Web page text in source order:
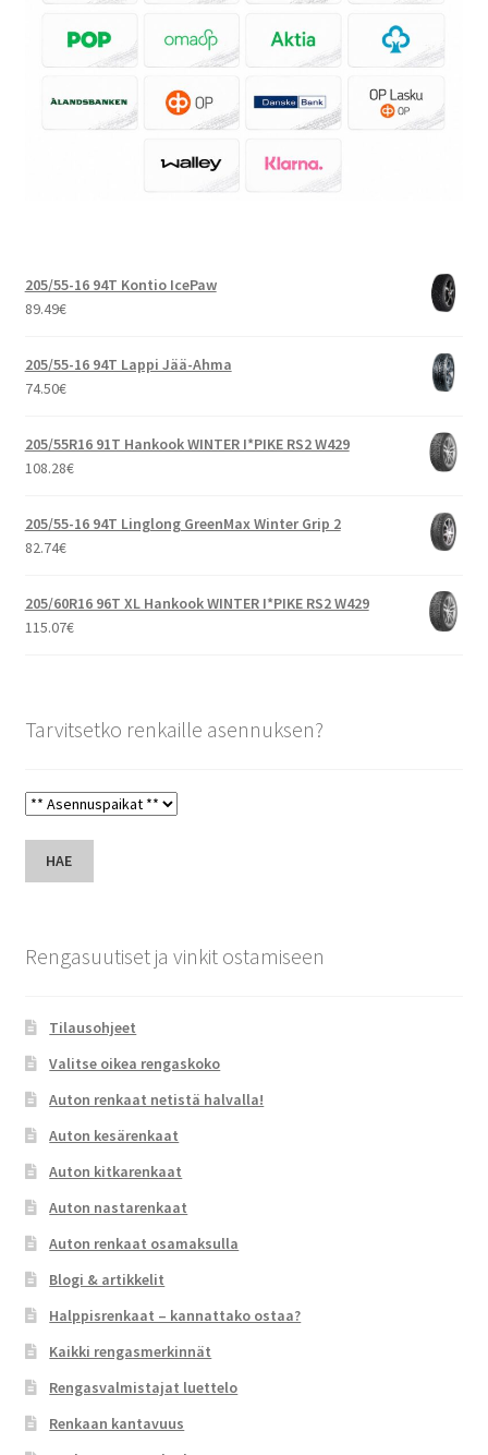
205/55-16 94T Kontio IcePaw
89.49€
205/55-16 94T Lappi Jää-Ahma
74.50€
205/55R16 91T Hankook WINTER I*PIKE RS2 W429
108.28€
205/55-16 94T Linglong GreenMax Winter Grip 2
82.74€
205/60R16 96T XL Hankook WINTER I*PIKE RS2 W429
115.07€
Tarvitsetko renkaille asennuksen?
HAE
Rengasuutiset ja vinkit ostamiseen
Tilausohjeet
Valitse oikea rengaskoko
Auton renkaat netistä halvalla!
Auton kesärenkaat
Auton kitkarenkaat
Auton nastarenkaat
Auton renkaat osamaksulla
Blogi & artikkelit
Halppisrenkaat – kannattako ostaa?
Kaikki rengasmerkinnät
Rengasvalmistajat luettelo
Renkaan kantavuus